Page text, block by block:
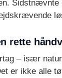
Sidstnævnte
rette
– især
er ikke alle